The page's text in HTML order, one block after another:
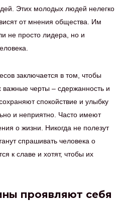
Этих молодых людей нелегко
от мнения общества. Им
не просто лидера, но и
заключается в том, чтобы
черты – сдержанность и
спокойствие и улыбку
и неприятно. Часто имеют
о жизни. Никогда не полезут
спрашивать человека о
к славе и хотят, чтобы их
проявляют себя